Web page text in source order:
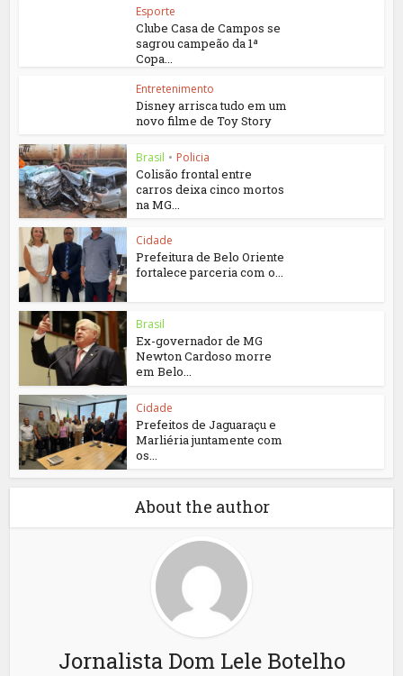
Esporte
Clube Casa de Campos se
sagrou campeão da 1ª
Copa...
Entretenimento
Disney arrisca tudo em um
novo filme de Toy Story
Brasil • Policia
Colisão frontal entre
carros deixa cinco mortos
na MG...
Cidade
Prefeitura de Belo Oriente
fortalece parceria com o...
Brasil
Ex-governador de MG
Newton Cardoso morre
em Belo...
Cidade
Prefeitos de Jaguaraçu e
Marliéria juntamente com
os...
About the author
Jornalista Dom Lele Botelho